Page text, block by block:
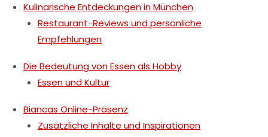
Kulinarische Entdeckungen in München
Restaurant-Reviews und persönliche
Empfehlungen
Die Bedeutung von Essen als Hobby
Essen und Kultur
Biancas Online-Präsenz
Zusätzliche Inhalte und Inspirationen